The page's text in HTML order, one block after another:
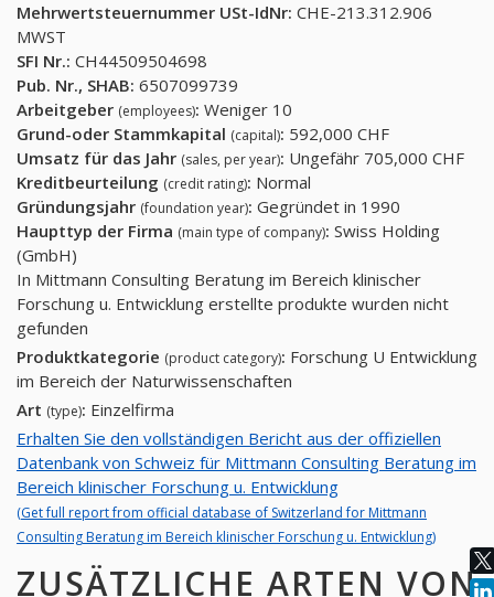
Mehrwertsteuernummer USt-IdNr: CHE-213.312.906
MWST
SFI Nr.: CH44509504698
Pub. Nr., SHAB: 6507099739
Arbeitgeber (employees): Weniger 10
Grund-oder Stammkapital (capital): 592,000 CHF
Umsatz für das Jahr (sales, per year): Ungefähr 705,000 CHF
Kreditbeurteilung (credit rating): Normal
Gründungsjahr (foundation year): Gegründet in 1990
Haupttyp der Firma (main type of company): Swiss Holding
(GmbH)
In Mittmann Consulting Beratung im Bereich klinischer
Forschung u. Entwicklung erstellte produkte wurden nicht
gefunden
Produktkategorie (product category): Forschung U Entwicklung
im Bereich der Naturwissenschaften
Art (type): Einzelfirma
Erhalten Sie den vollständigen Bericht aus der offiziellen
Datenbank von Schweiz für Mittmann Consulting Beratung im
Bereich klinischer Forschung u. Entwicklung
(Get full report from official database of Switzerland for Mittmann
Consulting Beratung im Bereich klinischer Forschung u. Entwicklung)
ZUSÄTZLICHE ARTEN VON